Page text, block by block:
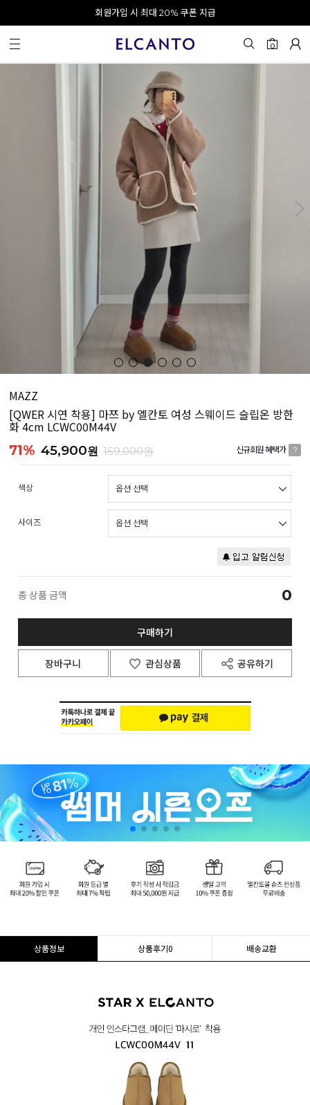
오전 10시 이전 결제 완료 시 오늘 출발!
회원가입 시 최대 20% 쿠폰 지급
0
MAZZ
[QWER 시연 착용] 마쯔 by 엘칸토 여성 스웨이드 슬립온 방한
화 4cm LCWC00M44V
71% 45,900원 159,000원 신규회원 혜택가 ?
색상
사이즈
총 상품 금액 0
구매하기
장바구니 관심상품 공유하기
상품정보 상품후기0 배송교환